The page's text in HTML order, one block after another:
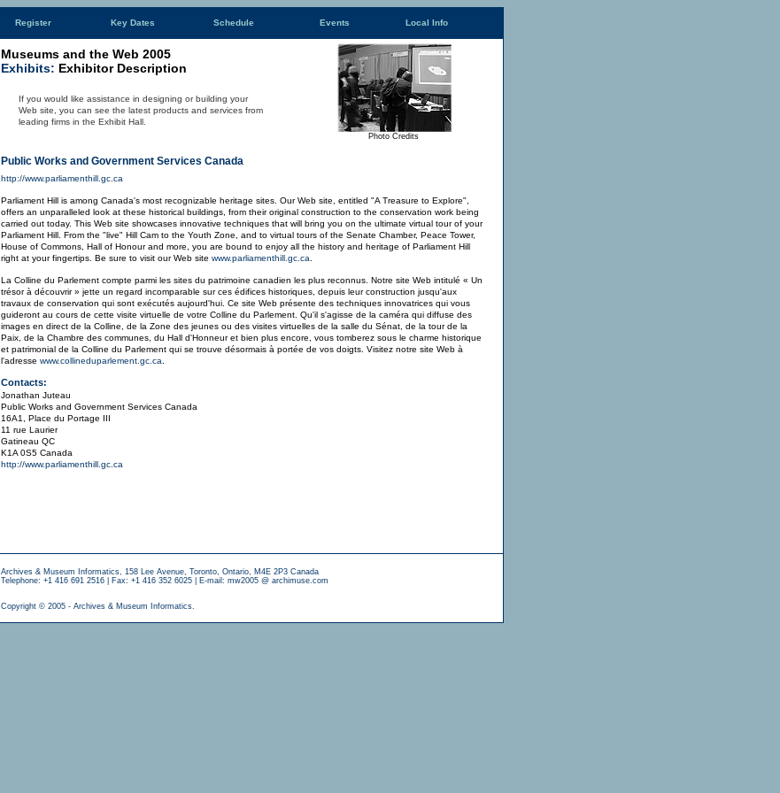
Register Key Dates Schedule Events Local Info
Museums and the Web 2005
Exhibits: Exhibitor Description
Photo Credits
If you would like assistance in designing or building your
Web site, you can see the latest products and services from
leading firms in the Exhibit Hall.
Public Works and Government Services Canada
http://www.parliamenthill.gc.ca
Parliament Hill is among Canada's most recognizable heritage sites. Our Web site, entitled "A Treasure to Explore",
offers an unparalleled look at these historical buildings, from their original construction to the conservation work being
carried out today. This Web site showcases innovative techniques that will bring you on the ultimate virtual tour of your
Parliament Hill. From the "live" Hill Cam to the Youth Zone, and to virtual tours of the Senate Chamber, Peace Tower,
House of Commons, Hall of Honour and more, you are bound to enjoy all the history and heritage of Parliament Hill
right at your fingertips. Be sure to visit our Web site www.parliamenthill.gc.ca
La Colline du Parlement compte parmi les sites du patrimoine canadien les plus reconnus. Notre site Web intitulé « Un
trésor à découvrir » jette un regard incomparable sur ces édifices historiques, depuis leur construction jusqu'aux
travaux de conservation qui sont exécutés aujourd'hui. Ce site Web présente des techniques innovatrices qui vous
guideront au cours de cette visite virtuelle de votre Colline du Parlement. Qu'il s'agisse de la caméra qui diffuse des
images en direct de la Colline, de la Zone des jeunes ou des visites virtuelles de la salle du Sénat, de la tour de la
Paix, de la Chambre des communes, du Hall d'Honneur et bien plus encore, vous tomberez sous le charme historique
et patrimonial de la Colline du Parlement qui se trouve désormais à portée de vos doigts. Visitez notre site Web à
l'adresse www.collineduparlement.gc.ca
Contacts:
Jonathan Juteau
Public Works and Government Services Canada
16A1, Place du Portage III
11 rue Laurier
Gatineau QC
K1A 0S5 Canada
http://www.parliamenthill.gc.ca
Archives & Museum Informatics, 158 Lee Avenue, Toronto, Ontario, M4E 2P3 Canada
Telephone: +1 416 691 2516 | Fax: +1 416 352 6025 | E-mail: mw2005 @ archimuse.com
Copyright © 2005 - Archives & Museum Informatics.